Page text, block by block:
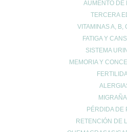
AUMENTO DE
TERCERA
VITAMINAS A, B,
FATIGA Y
SISTEMA
MEMORIA Y
PÉRDIDA DE
RETENCIÓN DE
Redes
© 2024 FARMACIA